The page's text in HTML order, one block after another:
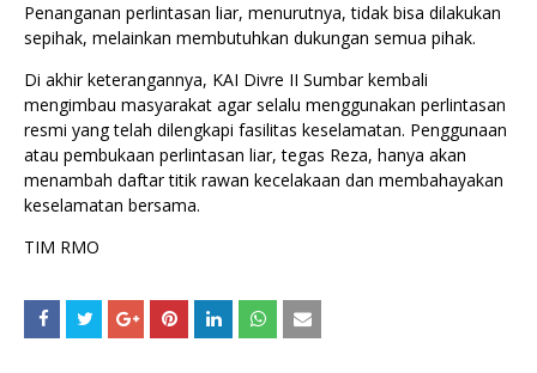
Penanganan perlintasan liar, menurutnya, tidak bisa dilakukan
sepihak, melainkan membutuhkan dukungan semua pihak.
Di akhir keterangannya, KAI Divre II Sumbar kembali
mengimbau masyarakat agar selalu menggunakan perlintasan
resmi yang telah dilengkapi fasilitas keselamatan. Penggunaan
atau pembukaan perlintasan liar, tegas Reza, hanya akan
menambah daftar titik rawan kecelakaan dan membahayakan
keselamatan bersama.
TIM RMO